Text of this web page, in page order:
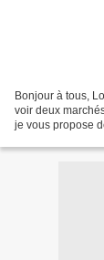
Bonjour à tous,
voir deux
je vous propose